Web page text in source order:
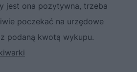
jest ona pozytywna, trzeba
poczekać na urzędowe
podaną kwotą wykupu.